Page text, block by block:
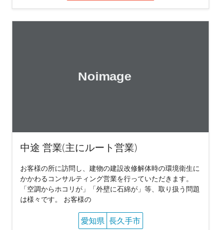
中途 営業(主にルート営業)
お客様の所に訪問し、建物の建設改修解体時の環境衛生に
かかわるコンサルティング営業を行っていただきます。
「空調からホコリが」「外壁に石綿が」等、取り扱う問題
は様々です。 お客様の
愛知県 長久手市